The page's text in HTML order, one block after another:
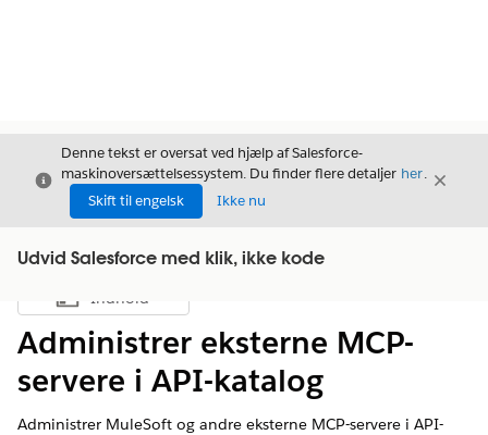
Luk
Denne tekst er oversat ved hjælp af Salesforce-
maskinoversættelsessystem. Du finder flere detaljer her.
Skift til engelsk
Ikke nu
Luk
Udvid Salesforce med klik, ikke kode
Vis indholdsfortegnelse
Indhold
Administrer eksterne MCP-
servere i API-katalog
Administrer MuleSoft og andre eksterne MCP-servere i API-